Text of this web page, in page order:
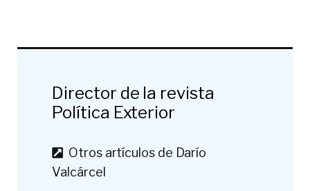
Director de la revista
Política Exterior
Otros artículos de Darío
Valcárcel